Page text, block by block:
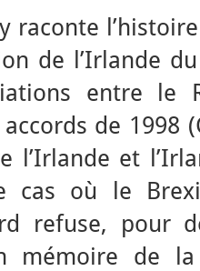
raconte
de l’Irlande
entre le
de 1998
l’Irlande et
cas où le
refuse, pour
mémoire de